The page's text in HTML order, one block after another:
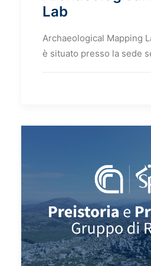
Lab
Archaeological Mapping
è situato presso la sede